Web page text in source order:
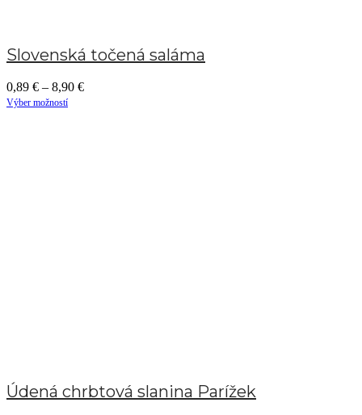
Slovenská točená saláma
0,89 € – 8,90 €
Výber možností
Údená chrbtová slanina Parížek